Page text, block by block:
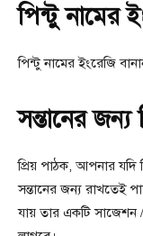
পিন্টু নামের
পিন্টু নামের ইংরেজি
সন্তানের জন্য
প্রিয় পাঠক, আপনার যদি
সন্তানের জন্য রাখতেই
যায় তার একটি সাজেশন